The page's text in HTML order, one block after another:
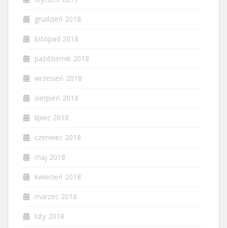
grudzień 2018
listopad 2018
październik 2018
wrzesień 2018
sierpień 2018
lipiec 2018
czerwiec 2018
maj 2018
kwiecień 2018
marzec 2018
luty 2018